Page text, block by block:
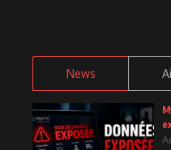
News